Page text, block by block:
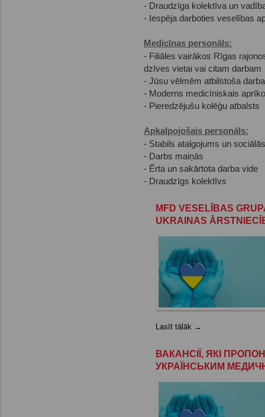
- Draudzīga kolektīva un
- Iespēja darboties veselības
Medicīnas personāls:
- Filiāles vairākos Rīgas
dzīves vietai vai citam darbam
- Jūsu vēlmēm atbilstoša
- Moderns medicīniskais
- Pieredzējušu kolēģu atbalsts
Apkalpojošais personāls:
- Stabils atalgojums un
- Darbs maiņās
- Ērta un sakārtota darba vide
- Draudzīgs kolektīvs
MFD VESELĪBAS
UKRAINAS
Lasīt tālāk →
ВАКАНСІЇ, ЯКІ
УКРАЇНСЬКИМ